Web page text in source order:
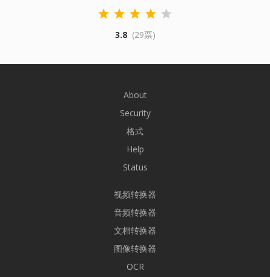
3.8 (29票)
About
Security
格式
Help
Status
视频转换器
音频转换器
文档转换器
图像转换器
OCR